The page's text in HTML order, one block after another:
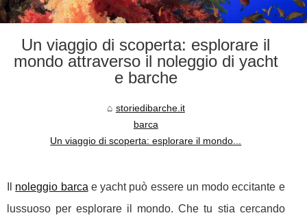
Un viaggio di scoperta: esplorare il
mondo attraverso il noleggio di yacht
e barche
storiedibarche.it
barca
Un viaggio di scoperta: esplorare il mondo...
noleggio barca e yacht può essere un modo eccitante e
lussuoso per esplorare il mondo. Che tu stia cercando